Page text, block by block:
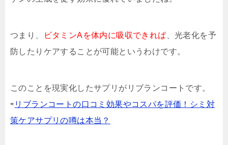
つまり、 ビタミンAを体内に吸収できれば 、光老化を予
防したりケアすることが可能というわけです。
このことを現実化したサプリがリブランコートです。
⇨リブランコートの口コミ効果やコスパを評価！シミ対
策ケアサプリの噂は本当？